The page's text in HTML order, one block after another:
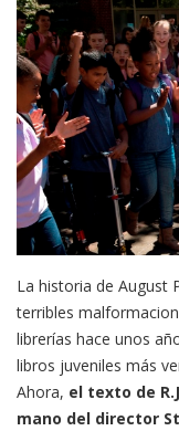
La historia de August
terribles
librerías hace unos
libros juveniles más
Ahora, el texto de
mano del director